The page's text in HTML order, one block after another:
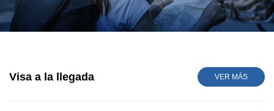
Visa a la llegada VER MÁS